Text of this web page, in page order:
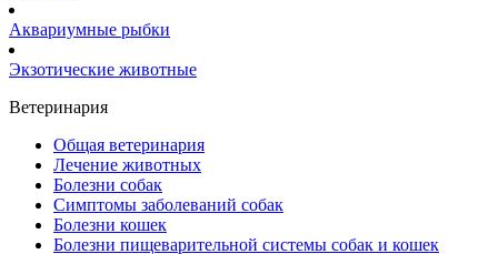
Аквариумные рыбки
Экзотические животные
Ветеринария
Общая ветеринария
Лечение животных
Болезни собак
Симптомы заболеваний собак
Болезни кошек
Болезни пищеварительной системы собак и кошек